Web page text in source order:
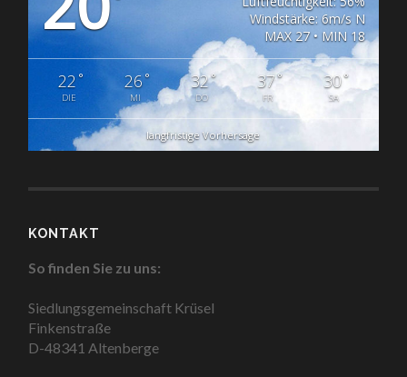
Windstärke: 6m/s N
MAX 27 • MIN 18
22 °
DIE
26°
MI
32°
DO
37°
FR
30°
SA
langfristige Vorhersage
KONTAKT
So finden Sie zu uns:
Siedlungsgemeinschaft Krüsel
Finkenstraße
D-48341 Altenberge